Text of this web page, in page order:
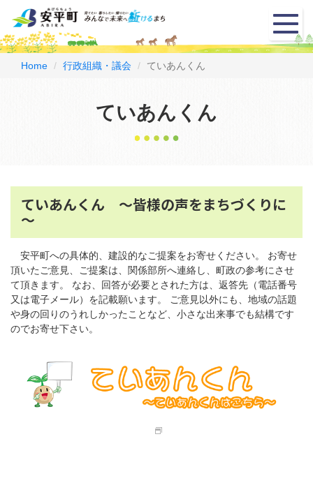
メ
ニ
ュ
Home 行政組織・議会 ていあんくん
ていあんくん
ていあんくん ～皆様の声をまちづくりに
～
安平町への具体的、建設的なご提案をお寄せください。 お寄せ
頂いたご意見、ご提案は、関係部所へ連絡し、町政の参考にさせ
て頂きます。 なお、回答が必要とされた方は、返答先（電話番号
又は電子メール）を記載願います。 ご意見以外にも、地域の話題
や身の回りのうれしかったことなど、小さな出来事でも結構です
のでお寄せ下さい。